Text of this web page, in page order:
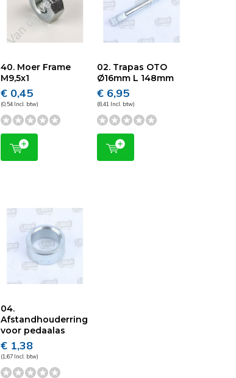
40. Moer Frame
M9,5x1
€ 0,45
(0,54 Incl. btw)
02. Trapas OTO
Ø16mm L 148mm
€ 6,95
(8,41 Incl. btw)
04.
Afstandhouderring
voor pedaalas
€ 1,38
(1,67 Incl. btw)